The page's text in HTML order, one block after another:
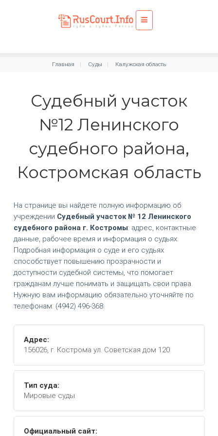
Главная Суды Калужская область
Судебный участок
№12 Ленинского
судебного района,
Костромская область
На странице вы найдете полную информацию об
учреждении Судебный участок № 12 Ленинского
судебного района г. Костромы: адрес, контактные
данные, рабочее время и информация о судьях.
Подробная информация о суде и его судьях
способствует повышению прозрачности и
доступности судебной системы, что помогает
гражданам лучше понимать и защищать свои права.
Нужную вам информацию обязательно уточняйте по
телефонам: (4942) 496-368.
Адрес:
156026, г. Кострома ул. Советская дом 120
Тип суда:
Мировые суды
Официальный сайт: